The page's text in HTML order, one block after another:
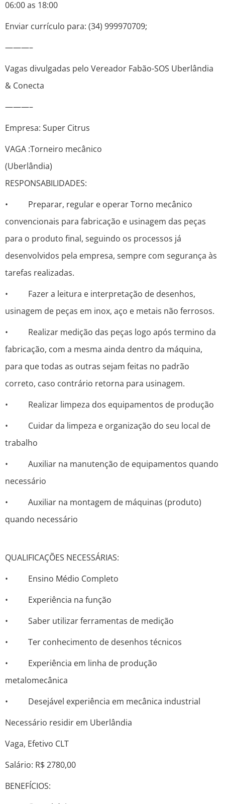
06:00 as 18:00
Enviar currículo para: (34) 999970709;
———–
Vagas divulgadas pelo Vereador Fabão-SOS Uberlândia
& Conecta
———–
Empresa: Super Citrus
VAGA :Torneiro mecânico
RESPONSABILIDADES:
• Preparar, regular e operar Torno mecânico
convencionais para fabricação e usinagem das peças
para o produto final, seguindo os processos já
desenvolvidos pela empresa, sempre com segurança às
tarefas realizadas.
• Fazer a leitura e interpretação de desenhos,
usinagem de peças em inox, aço e metais não ferrosos.
• Realizar medição das peças logo após termino da
fabricação, com a mesma ainda dentro da máquina,
para que todas as outras sejam feitas no padrão
correto, caso contrário retorna para usinagem.
• Realizar limpeza dos equipamentos de produção
• Cuidar da limpeza e organização do seu local de
trabalho
• Auxiliar na manutenção de equipamentos quando
necessário
• Auxiliar na montagem de máquinas (produto)
quando necessário
QUALIFICAÇÕES NECESSÁRIAS:
• Ensino Médio Completo
• Experiência na função
• Saber utilizar ferramentas de medição
• Ter conhecimento de desenhos técnicos
• Experiência em linha de produção
metalomecânica
• Desejável experiência em mecânica industrial
Necessário residir em Uberlândia
Vaga, Efetivo CLT
Salário: R$ 2780,00
BENEFÍCIOS: